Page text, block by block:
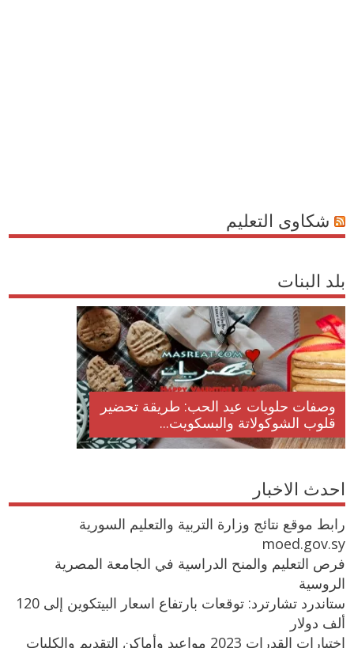
شكاوى التعليم
بلد البنات
وصفات حلويات عيد الحب: طريقة تحضير
قلوب الشوكولاتة والبسكويت...
احدث الاخبار
رابط موقع نتائج وزارة التربية والتعليم السورية
moed.gov.sy
فرص التعليم والمنح الدراسية في الجامعة المصرية
الروسية
ستاندرد تشارترد: توقعات بارتفاع اسعار البيتكوين إلى 120
ألف دولار
اختبارات القدرات 2023 مواعيد وأماكن التقديم والكليات